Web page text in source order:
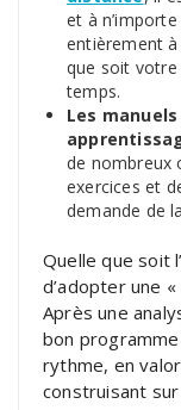
et à
entièrement
que soit votre
temps.
Les
de nombreux
exercices et
demande de
Quelle que soit
d’adopter une
Après une
bon
rythme, en
construisant sur